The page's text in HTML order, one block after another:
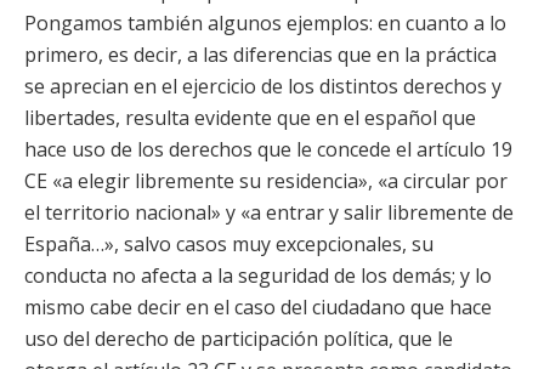
Pongamos también algunos ejemplos: en cuanto a lo
primero, es decir, a las diferencias que en la práctica
se aprecian en el ejercicio de los distintos derechos y
libertades, resulta evidente que en el español que
hace uso de los derechos que le concede el artículo 19
CE «a elegir libremente su residencia», «a circular por
el territorio nacional» y «a entrar y salir libremente de
España…», salvo casos muy excepcionales, su
conducta no afecta a la seguridad de los demás; y lo
mismo cabe decir en el caso del ciudadano que hace
uso del derecho de participación política, que le